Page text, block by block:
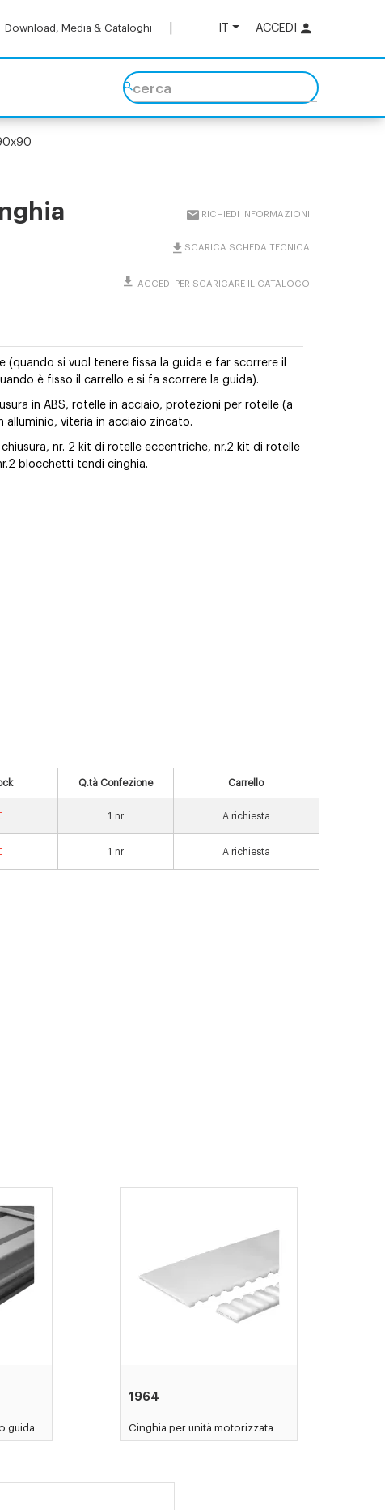
ACCEDI
Download, Media & Cataloghi
cerca
RICHIEDI INFORMAZIONI
SCARICA SCHEDA TECNICA
ACCEDI PER SCARICARE IL CATALOGO
si vuol tenere fissa la guida e far scorrere il
è fisso il carrello e si fa scorrere la guida).
in ABS, rotelle in acciaio, protezioni per rotelle (a
alluminio, viteria in acciaio zincato.
nr. 2 kit di rotelle eccentriche, nr.2 kit di rotelle
blocchetti tendi cinghia.
Q.tà Confezione Carrello
1 nr A richiesta
1 nr A richiesta
guida
1964
Cinghia per unità motorizzata